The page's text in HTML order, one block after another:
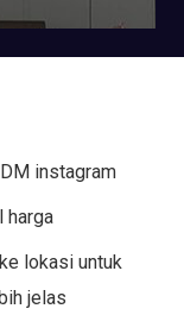
instagram
harga
lokasi untuk
jelas